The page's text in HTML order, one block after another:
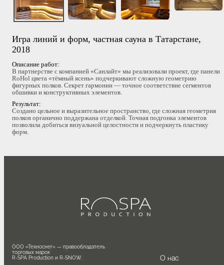
Игра линий и форм, частная сауна в Татарстане,
2018
Описание работ:
В партнерстве с компанией «Санлайт» мы реализовали проект, где панели
RoHol цвета «тёмный ясень» подчеркивают сложную геометрию
фигурных полков. Секрет гармонии — точное соответствие сегментов
обшивки и конструктивных элементов.
Результат:
Создано цельное и выразительное пространство, где сложная геометрия
полков органично поддержана отделкой. Точная подгонка элементов
позволила добиться визуальной целостности и подчеркнуть пластику
форм.
ООО «Техноснег» — правообладатель
торговых марок
R-SPA Production и R-SNOW.
О нас